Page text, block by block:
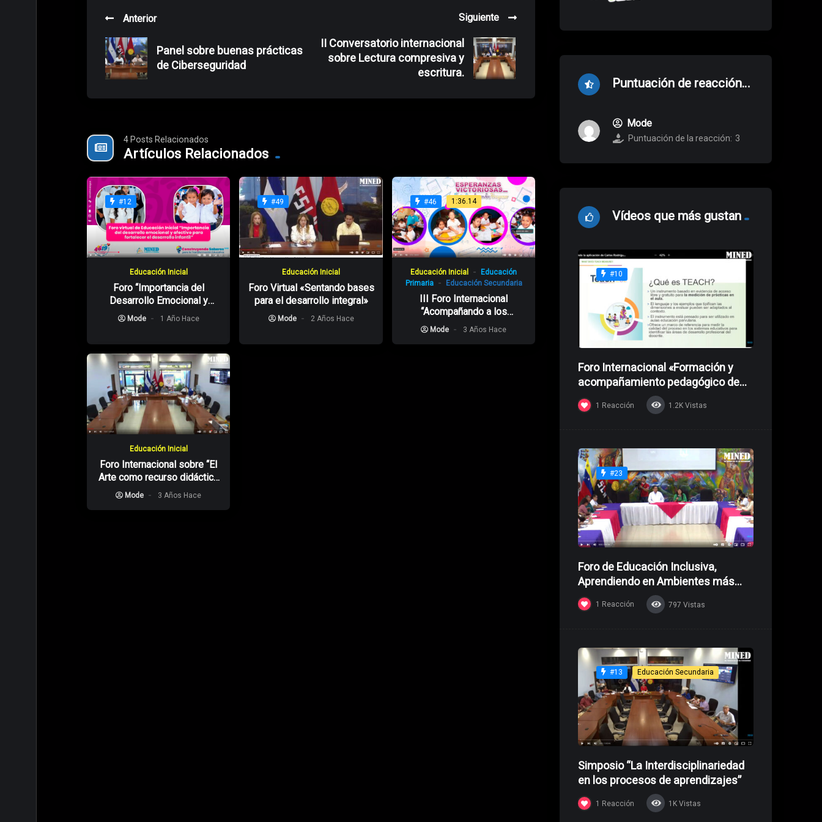
Anterior
Panel sobre buenas prácticas
de Ciberseguridad
Siguiente
II Conversatorio internacional
sobre Lectura compresiva y
escritura.
4 Posts Relacionados
Artículos Relacionados
#12
Educación Inicial
Foro “Importancia del
Desarrollo Emocional y
Afectivo para Fortalecer el
Mode 1 Año Hace
#49
Educación Inicial
Foro Virtual «Sentando bases
para el desarrollo integral»
Mode 2 Años Hace
#46 1:36.14
Educación Inicial
Educación
Primaria
Educación Secundaria
III Foro Internacional
“Acompañando a los
Estudiantes en su Tránsito
Mode 3 Años Hace
Educación Inicial
Foro Internacional sobre “El
Arte como recurso didáctico
en Educación Inicial”
Mode 3 Años Hace
Puntuación de reacción
Mode
Puntuación de la reacción: 3
Vídeos que más gustan
#10
Foro Internacional «Formación y
acompañamiento pedagógico de
Docentes»
1 Reacción 1.2K Vistas
#23
Foro de Educación Inclusiva,
Aprendiendo en Ambientes más
Incluyentes
1 Reacción 797 Vistas
#13 Educación Secundaria
Simposio “La Interdisciplinariedad
en los procesos de aprendizajes”
1 Reacción 1K Vistas